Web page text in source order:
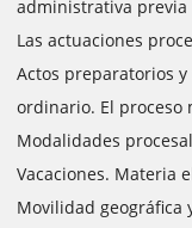
administrativa previa
Las actuaciones
Actos preparatorios
ordinario. El proceso
Modalidades
Vacaciones. Materia
Movilidad geográfica